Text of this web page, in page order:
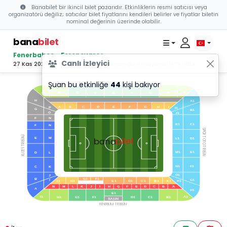
Banabilet bir ikincil bilet pazarıdır. Etkinliklerin resmi satıcısı veya
organizatörü değiliz; satıcılar bilet fiyatlarını kendileri belirler ve fiyatlar biletin
nominal değerinin üzerinde olabilir.
banabilet
Fenerbahçe - Ferençvaroş
27 Kas 2025 20:45 - Ülker Şükrü Saracoğlu Stadyumu, İSTANBUL
A
I1 H1 B1 A1
G1 F1
E1
D1 C1
C D E F G
G1 F1
E1 D1 C1
A B H I
I1 H1 B1 A1
H
G
F
P
O
N
F N
E M
D L
C K
B
J
A
B
C
D
E
F
G
H
I
J
K
L
M
N A
I
A1
J1
B1
K1 C1
L1 D1
M1 E1
N1 F1
O1
G1
P1
H1
I1
banabilet
MARATON TRİBÜNÜ
KUZEY TRİBÜNÜ SPOR TOTO TRİBÜN
FENERIUM TRİBÜN
Canlı İzleyici
Şuan bu etkinliğe 44 kişi bakıyor